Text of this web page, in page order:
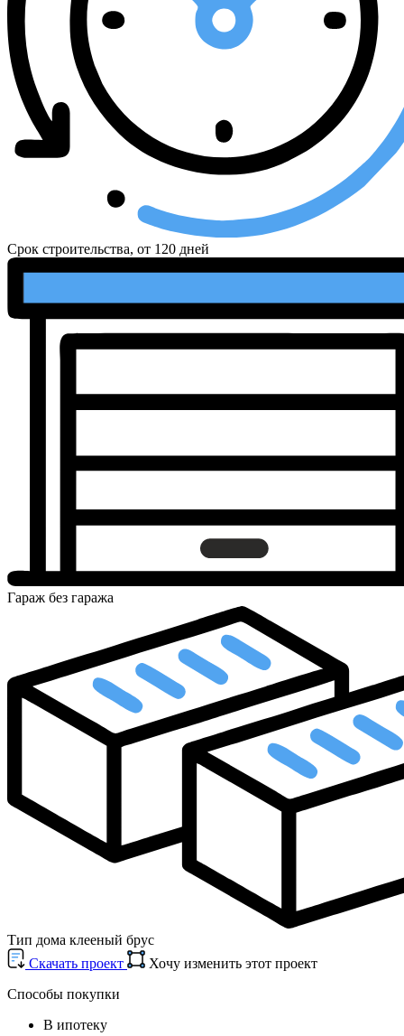
Срок строительства, от 120 дней
Гараж без гаража
Тип дома клееный брус
Cкачать проект
Хочу изменить этот проект
Способы покупки
В ипотеку